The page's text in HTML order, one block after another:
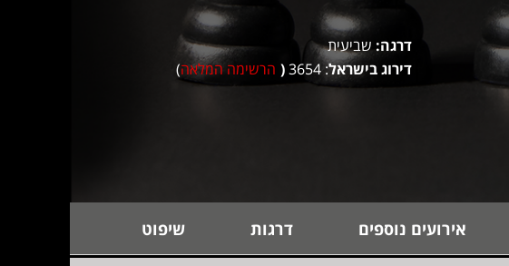
דרגה: שביעית
דירוג בישראל: 3654
( הרשימה המלאה)
אירועים נוספים דרגות שיפוט